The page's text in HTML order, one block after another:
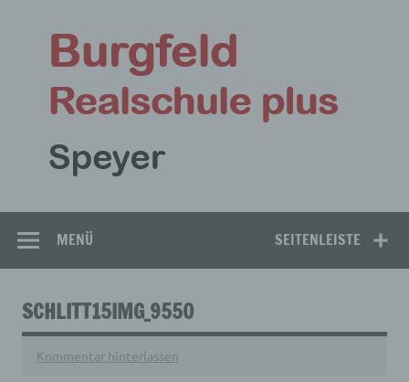
springen
SEITENLEISTE
MENÜ
SCHLITT15IMG_9550
Kommentar hinterlassen